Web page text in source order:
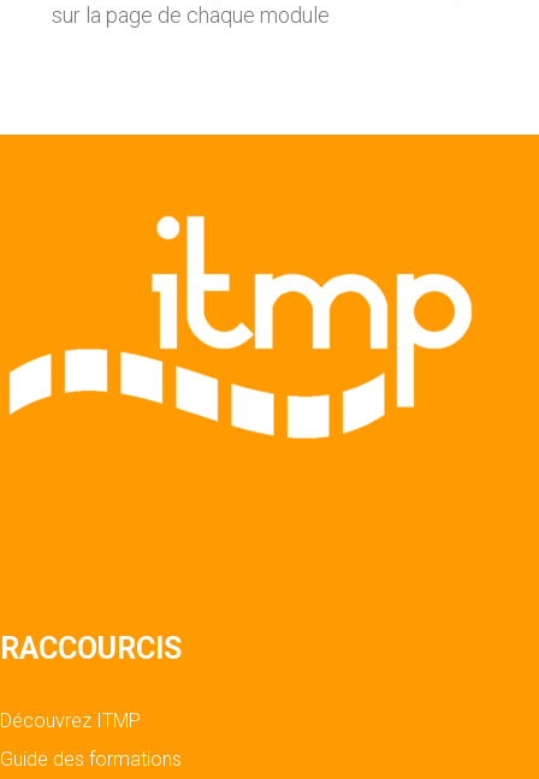
sur la page de chaque module
RACCOURCIS
Découvrez ITMP
Guide des formations